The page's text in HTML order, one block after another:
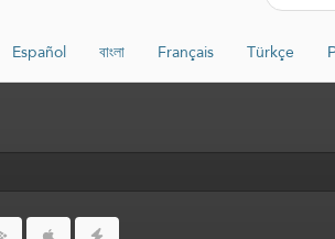
Español বাংলা Français Türkçe